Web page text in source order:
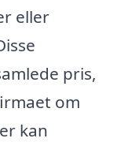
eller
pris,
om
kan